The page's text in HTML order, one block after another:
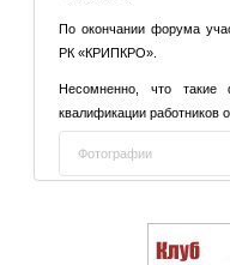
По окончании форума
РК «КРИПКРО».
Несомненно, что
квалификации работников
Фотографии